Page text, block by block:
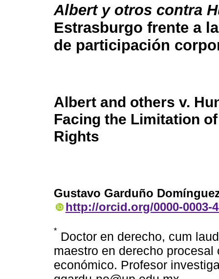
Albert y otros contra
Estrasburgo frente a
de participación
Albert and others v.
Facing the Limitation
Rights
Gustavo Garduño
http://orcid.org/0000-0003-
* Doctor en derecho, cum
maestro en derecho
económico. Profesor